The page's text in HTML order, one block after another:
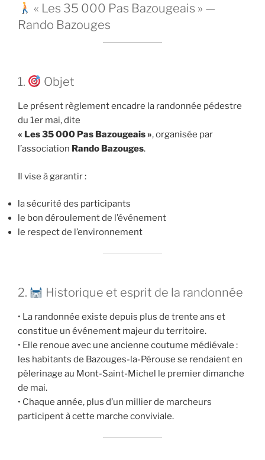
« Les 35 000 Pas Bazougeais » —
Rando Bazouges
1. Objet
Le présent règlement encadre la randonnée pédestre
du 1er mai, dite
« Les 35 000 Pas Bazougeais », organisée par
l’association Rando Bazouges.
Il vise à garantir :
la sécurité des participants
le bon déroulement de l’événement
le respect de l’environnement
2. Historique et esprit de la randonnée
• La randonnée existe depuis plus de trente ans et
constitue un événement majeur du territoire.
• Elle renoue avec une ancienne coutume médiévale :
les habitants de Bazouges-la-Pérouse se rendaient en
pèlerinage au Mont-Saint-Michel le premier dimanche
de mai.
• Chaque année, plus d’un millier de marcheurs
participent à cette marche conviviale.